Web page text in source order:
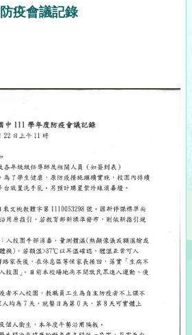
防疫會議記錄